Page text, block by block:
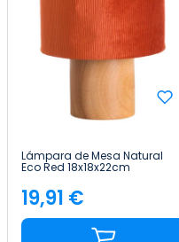
Lámpara de Mesa Natural
Eco Red 18x18x22cm
Precio
19,91 €